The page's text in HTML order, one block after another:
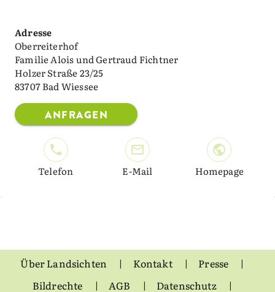
Adresse
Oberreiterhof
Familie Alois und Gertraud Fichtner
Holzer Straße 23/25
83707 Bad Wiessee
ANFRAGEN
Telefon E-Mail Homepage
Über Landsichten Kontakt
Presse
Bildrechte
AGB Datenschutz